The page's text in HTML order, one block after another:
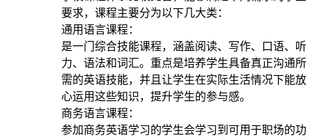
要求，课程主要分为以下几大类：
通用语言课程：
是一门综合技能课程，涵盖阅读、写作、口语、听
力、语法和词汇。重点是培养学生具备真正沟通所
需的英语技能，并且让学生在实际生活情况下能放
心运用这些知识，提升学生的参与感。
商务语言课程：
参加商务英语学习的学生会学习到可用于职场的功